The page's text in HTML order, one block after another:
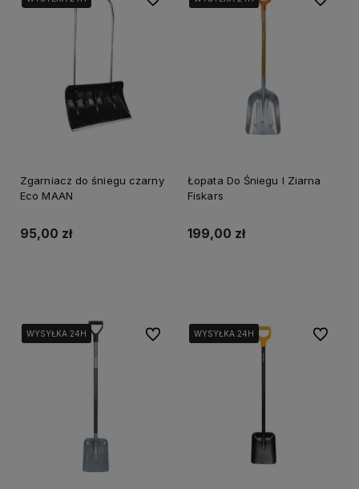
Zgarniacz do śniegu czarny
Eco MAAN
95,00 zł
Łopata Do Śniegu I Ziarna
Fiskars
199,00 zł
WYSYŁKA 24H
WYSYŁKA 24H
WYSYŁKA 24H Do ulubionychWYSYŁKA 24H
WYSYŁKA 24H
WYSYŁKA 24H Do